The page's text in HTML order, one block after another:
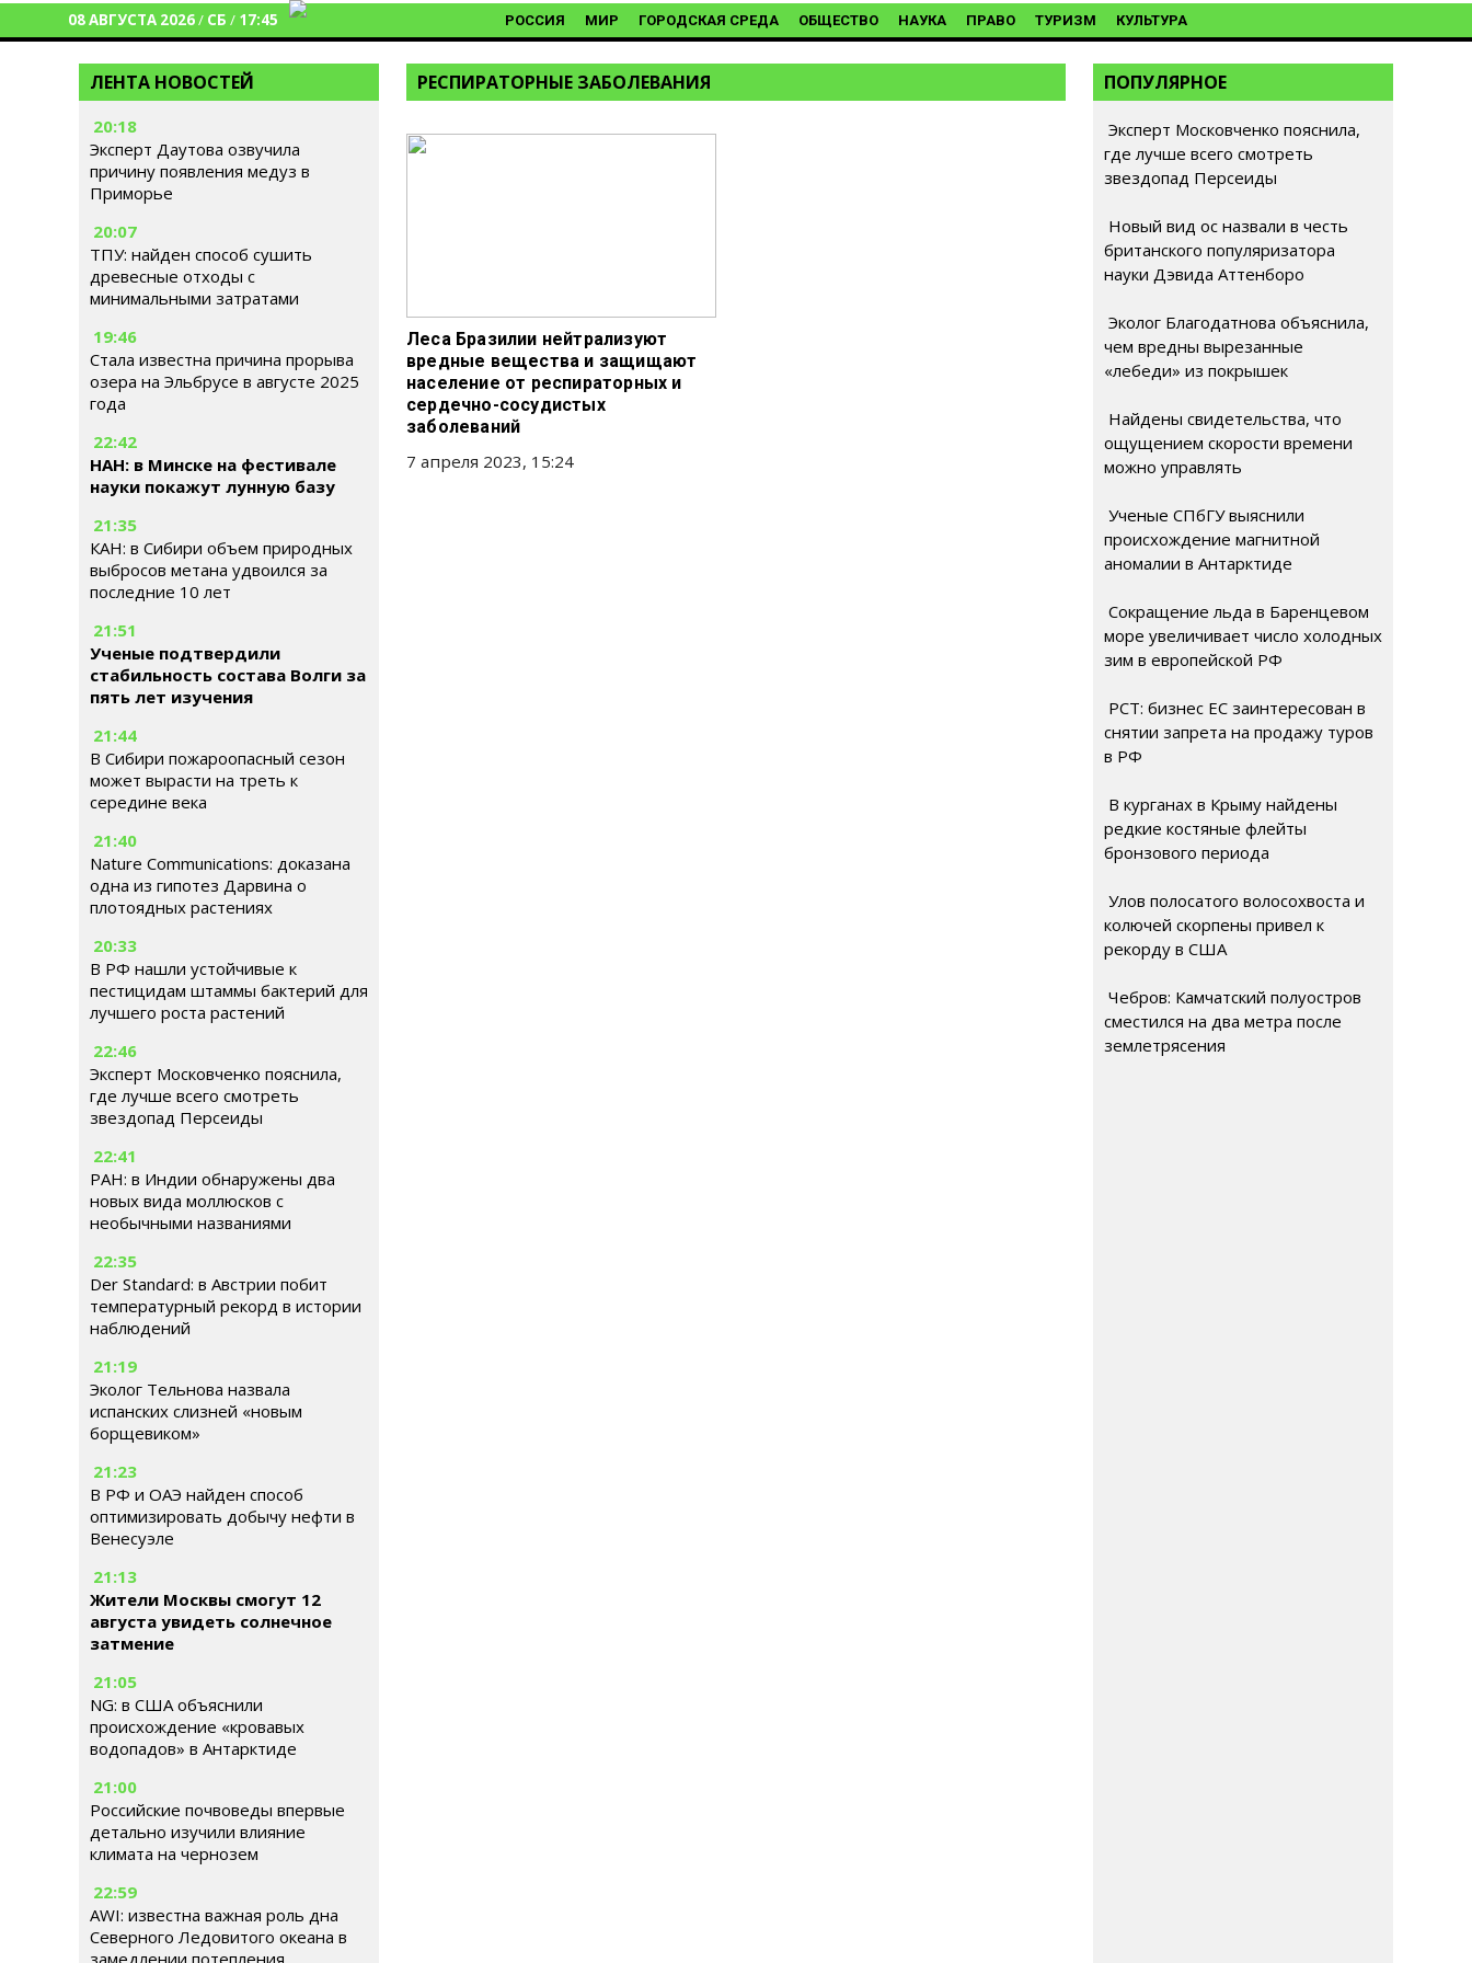
08 АВГУСТА 2026/ СБ / 17:45 РОССИЯ МИР ГОРОДСКАЯ СРЕДА ОБЩЕСТВО НАУКА ПРАВО ТУРИЗМ КУЛЬТУРА
ЛЕНТА НОВОСТЕЙ
20:18
Эксперт Даутова озвучила
причину появления медуз в
Приморье
20:07
ТПУ: найден способ сушить
древесные отходы с
минимальными затратами
19:46
Стала известна причина прорыва
озера на Эльбрусе в августе 2025
года
22:42
НАН: в Минске на фестивале
науки покажут лунную базу
21:35
КАН: в Сибири объем природных
выбросов метана удвоился за
последние 10 лет
21:51
Ученые подтвердили
стабильность состава Волги за
пять лет изучения
21:44
В Сибири пожароопасный сезон
может вырасти на треть к
середине века
21:40
Nature Communications: доказана
одна из гипотез Дарвина о
плотоядных растениях
20:33
В РФ нашли устойчивые к
пестицидам штаммы бактерий для
лучшего роста растений
22:46
Эксперт Московченко пояснила,
где лучше всего смотреть
звездопад Персеиды
22:41
РАН: в Индии обнаружены два
новых вида моллюсков с
необычными названиями
22:35
Der Standard: в Австрии побит
температурный рекорд в истории
наблюдений
21:19
Эколог Тельнова назвала
испанских слизней «новым
борщевиком»
21:23
В РФ и ОАЭ найден способ
оптимизировать добычу нефти в
Венесуэле
21:13
Жители Москвы смогут 12
августа увидеть солнечное
затмение
21:05
NG: в США объяснили
происхождение «кровавых
водопадов» в Антарктиде
21:00
Российские почвоведы впервые
детально изучили влияние
климата на чернозем
22:59
AWI: известна важная роль дна
Северного Ледовитого океана в
замедлении потепления
РЕСПИРАТОРНЫЕ ЗАБОЛЕВАНИЯ
Леса Бразилии нейтрализуют
вредные вещества и защищают
население от респираторных и
сердечно-сосудистых
заболеваний
7 апреля 2023, 15:24
ПОПУЛЯРНОЕ
Эксперт Московченко пояснила,
где лучше всего смотреть
звездопад Персеиды
Новый вид ос назвали в честь
британского популяризатора
науки Дэвида Аттенборо
Эколог Благодатнова объяснила,
чем вредны вырезанные
«лебеди» из покрышек
Найдены свидетельства, что
ощущением скорости времени
можно управлять
Ученые СПбГУ выяснили
происхождение магнитной
аномалии в Антарктиде
Сокращение льда в Баренцевом
море увеличивает число холодных
зим в европейской РФ
РСТ: бизнес ЕС заинтересован в
снятии запрета на продажу туров
в РФ
В курганах в Крыму найдены
редкие костяные флейты
бронзового периода
Улов полосатого волосохвоста и
колючей скорпены привел к
рекорду в США
Чебров: Камчатский полуостров
сместился на два метра после
землетрясения